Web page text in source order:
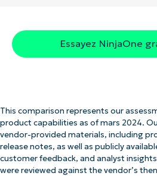
Essayez NinjaOne
This comparison represents our
product capabilities as of mars 2024.
vendor-provided materials, including
release notes, as well as publicly
customer feedback, and analyst
were reviewed against the vendor’s